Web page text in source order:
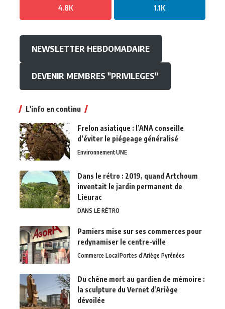
4.8K 1.1K
NEWSLETTER HEBDOMADAIRE
DEVENIR MEMBRES "PRIVILEGES"
L'info en continu
Frelon asiatique : l’ANA conseille
d’éviter le piégeage généralisé
EnvironnementUNE
Dans le rétro : 2019, quand Artchoum
inventait le jardin permanent de
Lieurac
DANS LE RÉTRO
Pamiers mise sur ses commerces pour
redynamiser le centre-ville
Commerce LocalPortes d’Ariège Pyrénées
Du chêne mort au gardien de mémoire :
la sculpture du Vernet d’Ariège
dévoilée